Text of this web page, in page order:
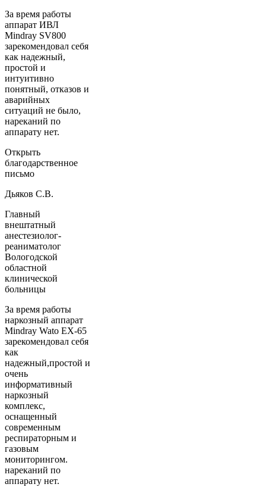
За время работы
аппарат ИВЛ
Mindray SV800
зарекомендовал себя
как надежный,
простой и
интуитивно
понятный, отказов и
аварийных
ситуаций не было,
нареканий по
аппарату нет.
Открыть
благодарственное
письмо
Дьяков С.В.
Главный
внештатный
анестезиолог-
реаниматолог
Вологодской
областной
клинической
больницы
За время работы
наркозный аппарат
Mindray Wato EX-65
зарекомендовал себя
как
надежный,простой и
очень
информативный
наркозный
комплекс,
оснащенный
современным
респираторным и
газовым
мониторингом.
нареканий по
аппарату нет.